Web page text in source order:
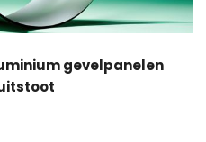
gevelpanelen